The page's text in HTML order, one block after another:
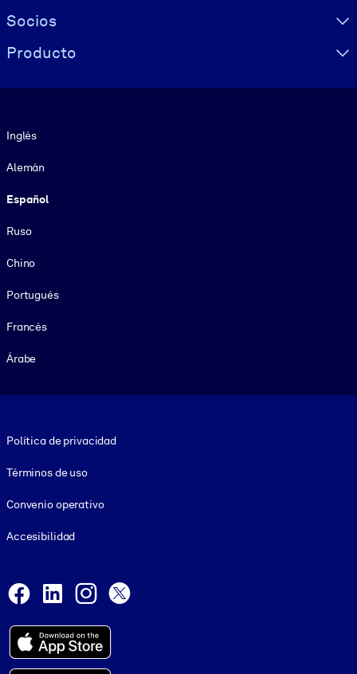
Socios
Producto
Inglés
Alemán
Español
Ruso
Chino
Portugués
Francés
Árabe
Política de privacidad
Términos de uso
Convenio operativo
Accesibilidad
Facebook
LinkedInInstagram